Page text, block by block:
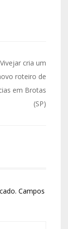
cria um
roteiro de
em Brotas
(SP)
Campos